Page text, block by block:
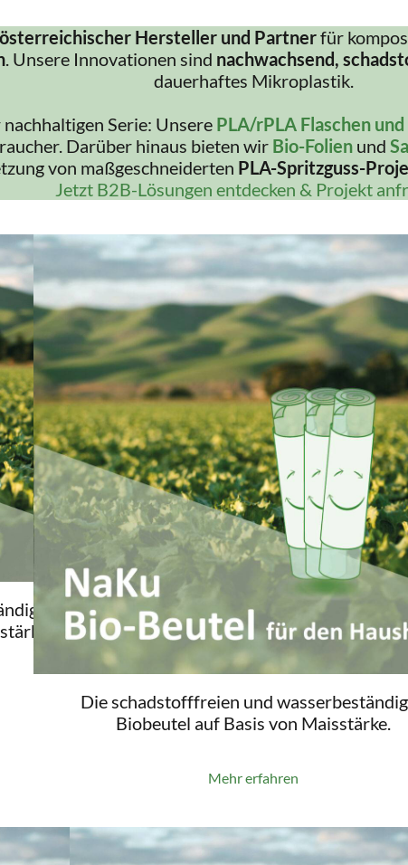
österreichischer Hersteller und Partnerfür
. Unsere Innovationen sind nachwachsend,
dauerhaftes Mikroplastik.
Serie: Unsere PLA/rPLA Flaschen
Darüber hinaus bieten wir Bio-Folien und
von maßgeschneiderten PLA-Spritzguss-
Jetzt B2B-Lösungen entdecken & Projekt
Die schadstofffreien und
Biobeutel auf Basis von Maisstärke.
Mehr erfahren